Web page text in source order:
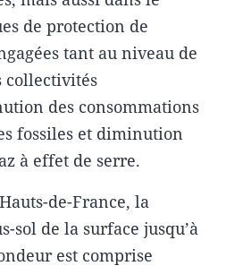
de protection de
tant au niveau de
collectivités
des consommations
fossiles et diminution
à effet de serre.
de-France, la
sol de la surface jusqu’à
est comprise